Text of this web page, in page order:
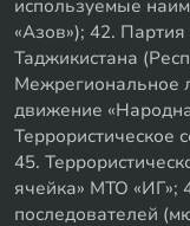
используемые
«Азов»); 42.
Таджикистана
Межрегиональное
движение
Террористическое
45.
ячейка» МТО «ИГ»;
последователей